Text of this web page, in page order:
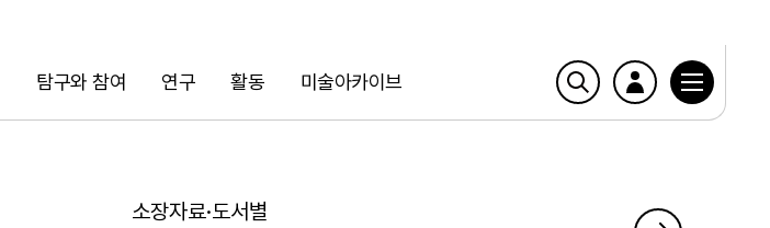
탐구와 참여 연구 활동 미술아카이브
검색
소장자료·도서별